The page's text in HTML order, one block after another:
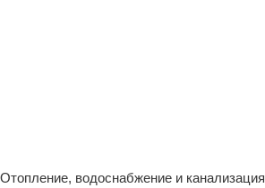
Отопление, водоснабжение и канализация